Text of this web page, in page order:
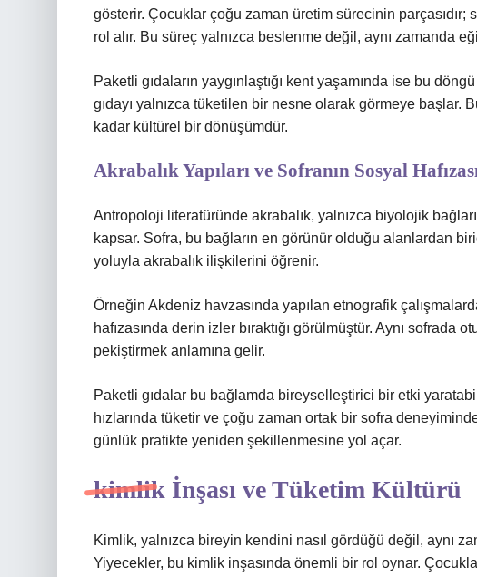
gösterir. Çocuklar çoğu zaman üretim sürecinin parçasıdır;
rol alır. Bu süreç yalnızca beslenme değil, aynı zamanda
Paketli gıdaların yaygınlaştığı kent yaşamında ise bu
gıdayı yalnızca tüketilen bir nesne olarak görmeye
kadar kültürel bir dönüşümdür.
Akrabalık Yapıları ve Sofranın Sosyal
Antropoloji literatüründe akrabalık, yalnızca biyolojik
kapsar. Sofra, bu bağların en görünür olduğu alanlardan
yoluyla akrabalık ilişkilerini öğrenir.
Örneğin Akdeniz havzasında yapılan etnografik
hafızasında derin izler bıraktığı görülmüştür. Aynı
pekiştirmek anlamına gelir.
Paketli gıdalar bu bağlamda bireyselleştirici bir etki
hızlarında tüketir ve çoğu zaman ortak bir sofra
günlük pratikte yeniden şekillenmesine yol açar.
kimlik İnşası ve Tüketim Kültürü
Kimlik, yalnızca bireyin kendini nasıl gördüğü değil, aynı
Yiyecekler, bu kimlik inşasında önemli bir rol oynar.